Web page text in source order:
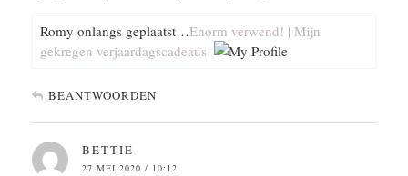
Romy onlangs geplaatst…Enorm verwend! | Mijn
gekregen verjaardagscadeaus
BEANTWOORDEN
BETTIE
27 MEI 2020 / 10:12